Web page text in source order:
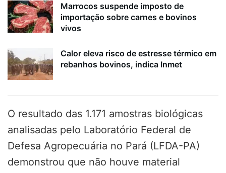
Marrocos suspende imposto de
importação sobre carnes e bovinos
vivos
Calor eleva risco de estresse térmico em
rebanhos bovinos, indica Inmet
O resultado das 1.171 amostras biológicas
analisadas pelo Laboratório Federal de
Defesa Agropecuária no Pará (LFDA-PA)
demonstrou que não houve material